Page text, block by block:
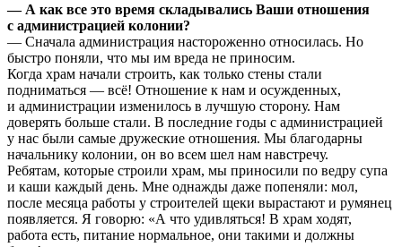
— А как все это время складывались Ваши отношения
с администрацией колонии?
— Сначала администрация настороженно относилась. Но
быстро поняли, что мы им вреда не приносим.
Когда храм начали строить, как только стены стали
подниматься — всё! Отношение к нам и осужденных,
и администрации изменилось в лучшую сторону. Нам
доверять больше стали. В последние годы с администрацией
у нас были самые дружеские отношения. Мы благодарны
начальнику колонии, он во всем шел нам навстречу.
Ребятам, которые строили храм, мы приносили по ведру супа
и каши каждый день. Мне однажды даже попеняли: мол,
после месяца работы у строителей щеки вырастают и румянец
появляется. Я говорю: «А что удивляться! В храм ходят,
работа есть, питание нормальное, они такими и должны